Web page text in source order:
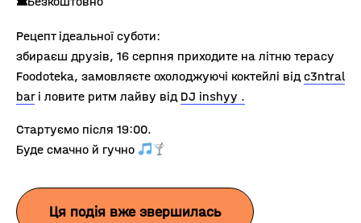
Рецепт ідеальної суботи:
збираєш друзів, 16 серпня приходите на літню терасу
Foodoteka, замовляєте охолоджуючі коктейлі відc3ntral
barі ловите ритм лайву від DJ inshyy .
Стартуємо після 19:00.
Буде смачно й гучно
Ця подія вже звершилась